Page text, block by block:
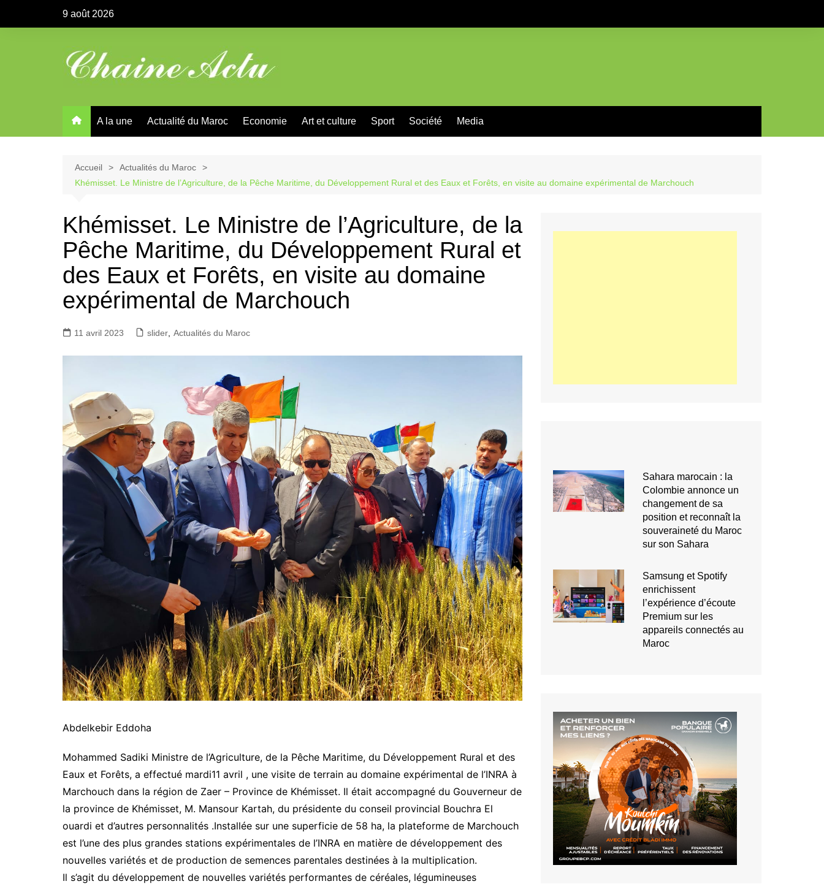
9 août 2026
A la une Actualité du Maroc Economie Art et culture Sport Société Media
Accueil
Actualités du Maroc
Khémisset. Le Ministre de l’Agriculture, de la Pêche Maritime, du Développement Rural et des Eaux et Forêts, en visite au domaine expérimental de Marchouch
Khémisset. Le Ministre de l’Agriculture, de la
Pêche Maritime, du Développement Rural et
des Eaux et Forêts, en visite au domaine
expérimental de Marchouch
11 avril 2023 slider Actualités du Maroc
Abdelkebir Eddoha
Mohammed Sadiki Ministre de l’Agriculture, de la Pêche Maritime, du Développement Rural et des
Eaux et Forêts, a effectué mardi11 avril , une visite de terrain au domaine expérimental de l’INRA à
Marchouch dans la région de Zaer – Province de Khémisset. Il était accompagné du Gouverneur de
la province de Khémisset, M. Mansour Kartah, du présidente du conseil provincial Bouchra El
ouardi et d’autres personnalités .Installée sur une superficie de 58 ha, la plateforme de Marchouch
est l’une des plus grandes stations expérimentales de l’INRA en matière de développement des
nouvelles variétés et de production de semences parentales destinées à la multiplication.
Il s’agit du développement de nouvelles variétés performantes de céréales, légumineuses
Sahara marocain : la
Colombie annonce un
changement de sa
position et reconnaît la
souveraineté du Maroc
sur son Sahara
Samsung et Spotify
enrichissent
l’expérience d’écoute
Premium sur les
appareils connectés au
Maroc